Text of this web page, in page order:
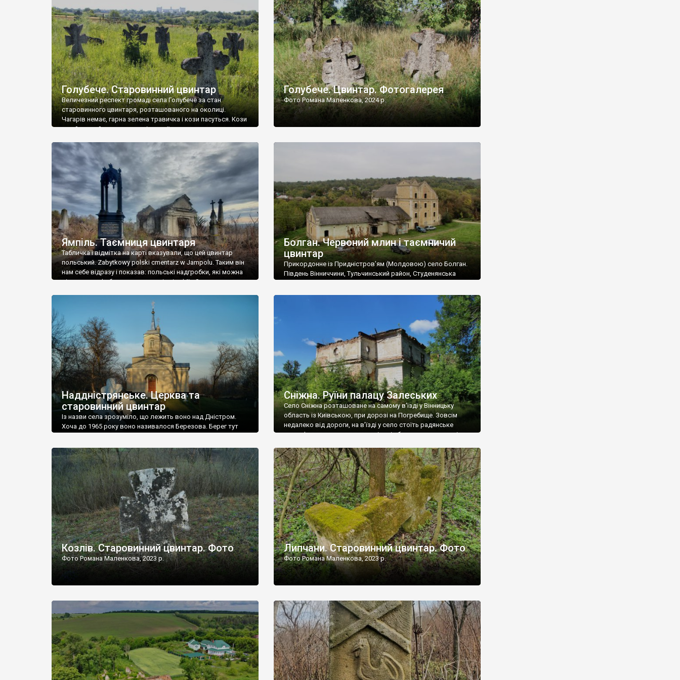
[…]
Голубече. Старовинний цвинтар
Величезний респект громаді села Голубече за стан
старовинного цвинтаря, розташованого на околиці.
Чагарів немає, гарна зелена травичка і кози пасуться. Кози
– найкращий регулятор шкідливої, для старих кладовищ,
бруньками, кози ті бруньки обгризають, бо то улюблений
делікатес. На цвинтарі у Голубечому ціла колекція
різноманітних форм хрестів. Село відносно невелике, […]
Голубече. Цвинтар. Фотогалерея
Фото Романа Маленкова, 2024 р.
Ямпіль. Таємниця цвинтаря
Табличка і відмітка на карті вказували, що цей цвинтар
польський. Zabytkowy polski cmentarz w Jampolu. Таким він
нам себе відразу і показав: польські надгробки, які можна
віднести до фабричних, польські епітафії… Загалом цвинтар
виявилося більше семи гектарів. Перше враження про
абсолютну звичайність польського цвинтаря виявилося
оманливим – […]
Болган. Червоний млин і таємничий
цвинтар
Прикордонне із Придністров’ям (Молдовою) село Болган.
Південь Вінниччини, Тульчинський район, Студенянська
старовинний цвинтар із кам’яними хрестами. Всі епітафії, які
збереглися, написані кирилицею, церковнослов’янською
мовою. За всіма традиційними ознаками – цвинтар
український. Хрести датуються 19 століттям. У 1924-1940
роках Болган […]
Наддністрянське. Церква та
старовинний цвинтар
Із назви села зрозуміло, що лежить воно над Дністром.
Хоча до 1965 року воно називалося Березова. Берег тут
Наддністрянське відрізняється від більшості навколишніх
сіл. У селі є мурована Михайлівська церква. Точної дати […]
Сніжна. Руїни палацу Залеських
Село Сніжна розташоване на самому в’їзді у Вінницьку
область із Київською, при дорозі на Погребище. Зовсім
недалеко від дороги, на в’їзді у село стоїть радянське
рельєфне пано, яке показує жінку і яблуню, а трохи далі,
дороги їх не видно, але видно дві стареньких колії у траві –
[…]
Козлів. Старовинний цвинтар. Фото
Фото Романа Маленкова, 2023 р.
Липчани. Старовинний цвинтар. Фото
Фото Романа Маленкова, 2023 р.